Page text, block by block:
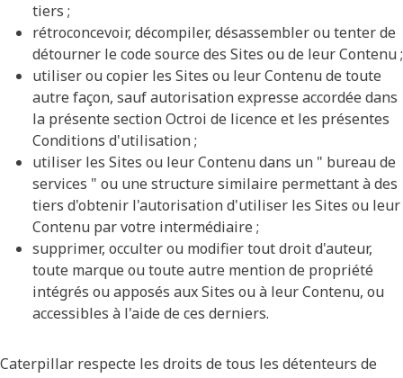
tiers ;
rétroconcevoir, décompiler, désassembler ou tenter de
détourner le code source des Sites ou de leur Contenu ;
utiliser ou copier les Sites ou leur Contenu de toute
autre façon, sauf autorisation expresse accordée dans
la présente section Octroi de licence et les présentes
Conditions d'utilisation ;
utiliser les Sites ou leur Contenu dans un " bureau de
services " ou une structure similaire permettant à des
tiers d'obtenir l'autorisation d'utiliser les Sites ou leur
Contenu par votre intermédiaire ;
supprimer, occulter ou modifier tout droit d'auteur,
toute marque ou toute autre mention de propriété
intégrés ou apposés aux Sites ou à leur Contenu, ou
accessibles à l'aide de ces derniers.
Caterpillar respecte les droits de tous les détenteurs de